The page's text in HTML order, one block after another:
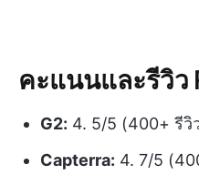
คะแนนและรีวิว
G2: 4. 5/5 (400+ รีวิ
Capterra: 4. 7/5